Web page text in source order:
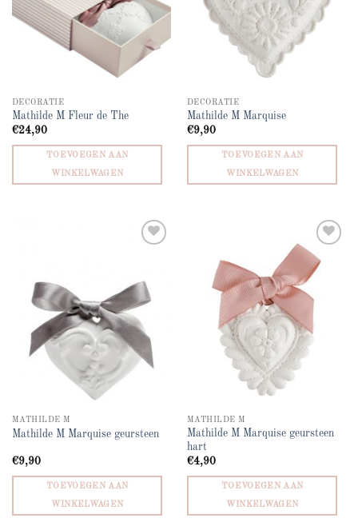
DECORATIE
Mathilde M Fleur de The
€24,90
TOEVOEGEN AAN
WINKELWAGEN
DECORATIE
Mathilde M Marquise
€9,90
TOEVOEGEN AAN
WINKELWAGEN
MATHILDE M
Mathilde M Marquise geursteen
€9,90
TOEVOEGEN AAN
WINKELWAGEN
Add to
wishlist
MATHILDE M
Mathilde M Marquise geursteen
hart
€4,90
TOEVOEGEN AAN
WINKELWAGEN